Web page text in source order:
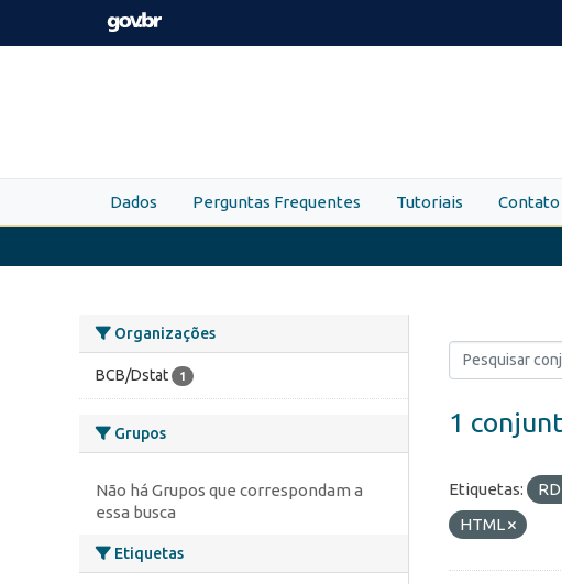
Skip to main content
Dados Perguntas Frequentes Tutoriais Contato
Organizações
BCB/Dstat 1
Grupos
Não há Grupos que correspondam a
essa busca
Etiquetas
1
Etiquetas:
HTML